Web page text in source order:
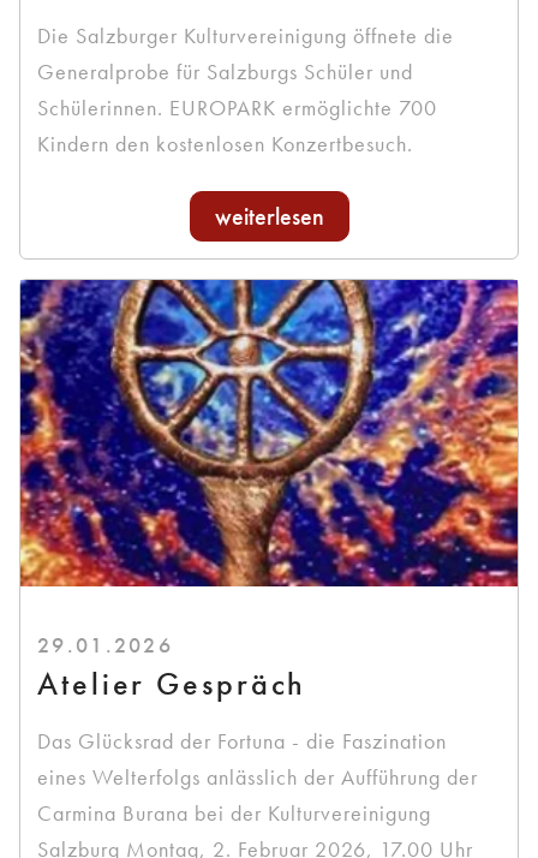
Die Salzburger Kulturvereinigung öffnete die
Generalprobe für Salzburgs Schüler und
Schülerinnen. EUROPARK ermöglichte 700
Kindern den kostenlosen Konzertbesuch.
weiterlesen
29.01.2026
Atelier Gespräch
Das Glücksrad der Fortuna - die Faszination
eines Welterfolgs anlässlich der Aufführung der
Carmina Burana bei der Kulturvereinigung
Salzburg Montag, 2. Februar 2026, 17.00 Uhr